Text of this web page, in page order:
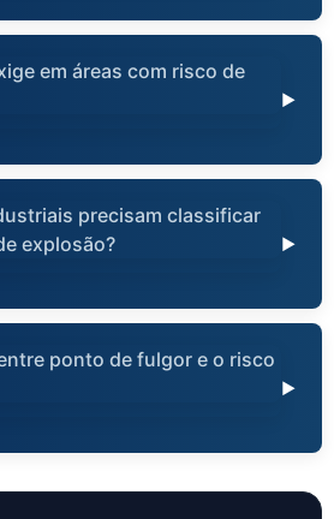
em áreas com risco de
precisam classificar
explosão?
ponto de fulgor e o risco